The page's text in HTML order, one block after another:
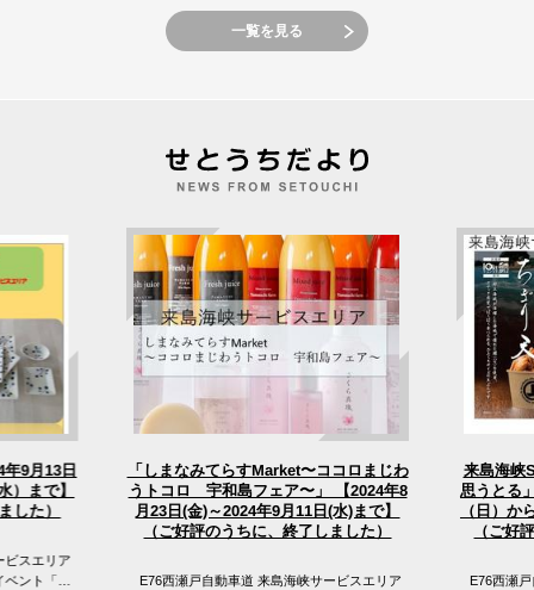
一覧を見る
9月13日
）まで】
した）
スエリア
ベント「え
「しまなみてらすMarket〜ココロまじわ
うトコロ 宇和島フェア〜」 【2024年8
月23日(金)～2024年9月11日(水)まで】
（ご好評のうちに、終了しました）
E76西瀬戸自動車道 来島海峡サービスエリア
来島海峡
思うとる
（日）か
（ご好
E76西瀬戸